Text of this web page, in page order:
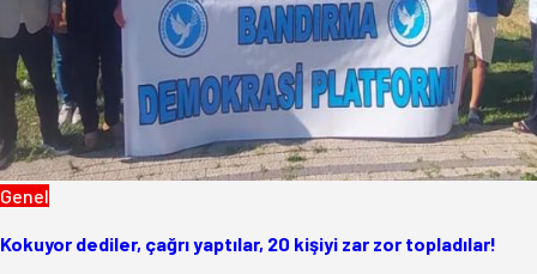
Genel
Kokuyor dediler, çağrı yaptılar, 20 kişiyi zar zor topladılar!